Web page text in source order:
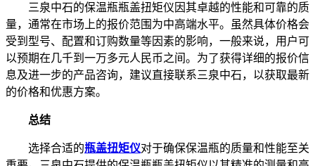
三泉中石的保温瓶瓶盖扭矩仪因其卓越的性能和可靠的质
量，通常在市场上的报价范围为中高端水平。虽然具体价格会
受到型号、配置和订购数量等因素的影响，一般来说，用户可
以预期在几千到一万多元人民币之间。为了获得详细的报价信
息及进一步的产品咨询，建议直接联系三泉中石，以获取最新
的价格和优惠方案。
总结
选择合适的瓶盖扭矩仪对于确保保温瓶的质量和性能至关